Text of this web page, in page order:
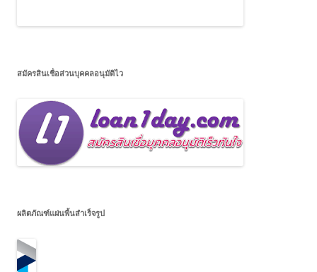
สมัครสินเชื่อส่วนบุคคลอนุมัติไว
ผลิตภัณฑ์แผ่นพื้นสำเร็จรูป